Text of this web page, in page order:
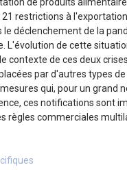
restrictions à
déclenchement de la
L'évolution de cette
contexte de ces deux
par d'autres types
qui, pour un grand
ces notifications sont
règles commerciales